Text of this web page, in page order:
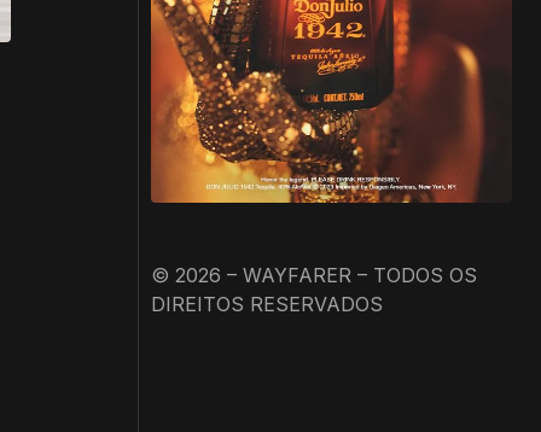
© 2026 – WAYFARER – TODOS OS
DIREITOS RESERVADOS